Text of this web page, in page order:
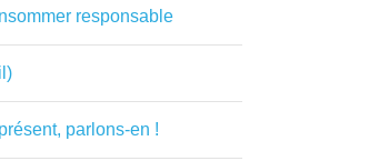
responsable
parlons-en !